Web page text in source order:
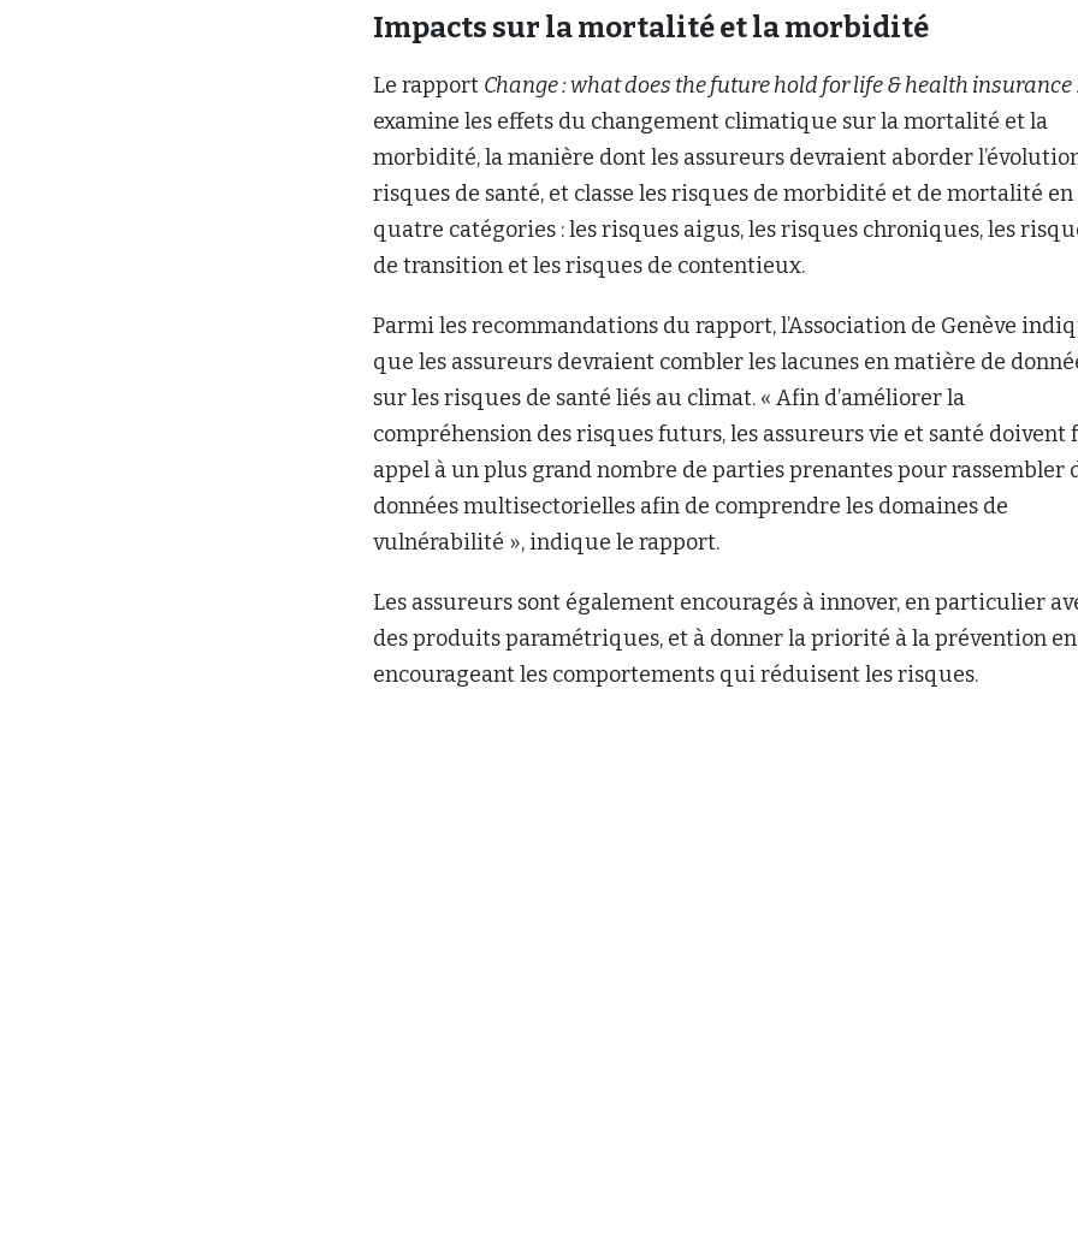
Impacts sur la mortalité et la morbidité
Le rapport Change : what does the future hold for life & health insurance
examine les effets du changement climatique sur la mortalité et la
morbidité, la manière dont les assureurs devraient aborder
risques de santé, et classe les risques de morbidité et de mortalité en
quatre catégories : les risques aigus, les risques chroniques, les
de transition et les risques de contentieux.
Parmi les recommandations du rapport, l’Association de Genève
que les assureurs devraient combler les lacunes en matière de
sur les risques de santé liés au climat. « Afin d’améliorer la
compréhension des risques futurs, les assureurs vie et santé doivent
appel à un plus grand nombre de parties prenantes pour rassembler
données multisectorielles afin de comprendre les domaines de
vulnérabilité », indique le rapport.
Les assureurs sont également encouragés à innover, en particulier
des produits paramétriques, et à donner la priorité à la prévention en
encourageant les comportements qui réduisent les risques.